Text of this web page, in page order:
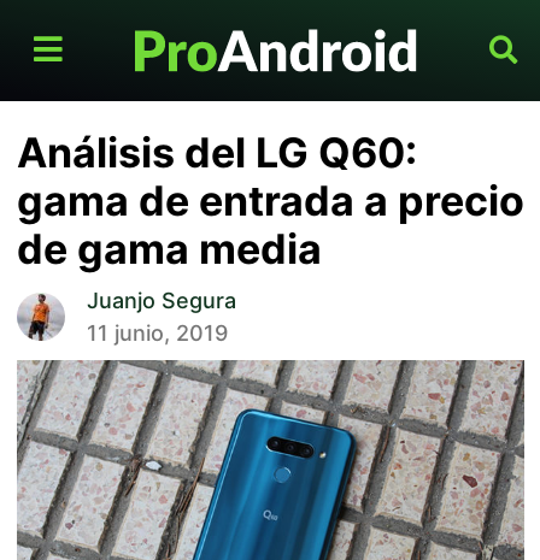
Análisis del LG Q60:
gama de entrada a precio
de gama media
Juanjo Segura
11 junio, 2019